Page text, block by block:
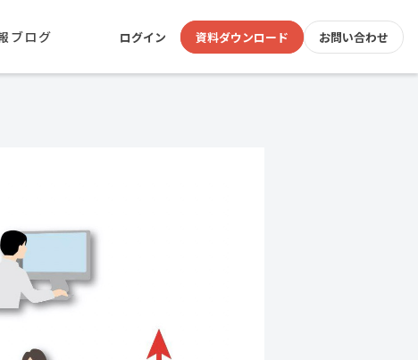
ブログ ログイン 資料ダウンロード お問い合わせ